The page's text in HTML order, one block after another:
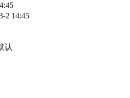
2 14:45
认